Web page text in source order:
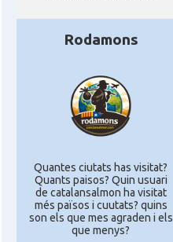
Rodamons
Quantes ciutats has visitat?
Quants paisos? Quin usuari
de catalansalmon ha visitat
més països i cuutats? quins
son els que mes agraden i els
que menys?